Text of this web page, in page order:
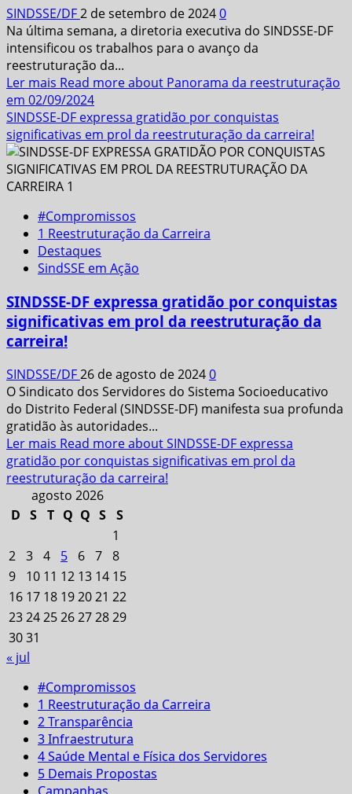
SINDSSE/DF2 de setembro de 20240
Na última semana, a diretoria executiva do SINDSSE-DF
intensificou os trabalhos para o avanço da
reestruturação da...
Ler mais Read more about Panorama da reestruturação
em 02/09/2024
SINDSSE-DF expressa gratidão por conquistas
significativas em prol da reestruturação da carreira!
#Compromissos
1 Reestruturação da Carreira
Destaques
SindSSE em Ação
SINDSSE-DF expressa gratidão por conquistas
significativas em prol da reestruturação da
carreira!
SINDSSE/DF26 de agosto de 20240
O Sindicato dos Servidores do Sistema Socioeducativo
do Distrito Federal (SINDSSE-DF) manifesta sua profunda
gratidão às autoridades...
Ler mais Read more about SINDSSE-DF expressa
gratidão por conquistas significativas em prol da
reestruturação da carreira!
agosto 2026
D S T Q Q S
S
1
2 3 4 5 6 7 8
9
10 11 12 13 14 15
16 17 18 192021 22
23242526272829
3031
« jul
#Compromissos
1 Reestruturação da Carreira
2 Transparência
3 Infraestrutura
4 Saúde Mental e Física dos Servidores
5 Demais Propostas